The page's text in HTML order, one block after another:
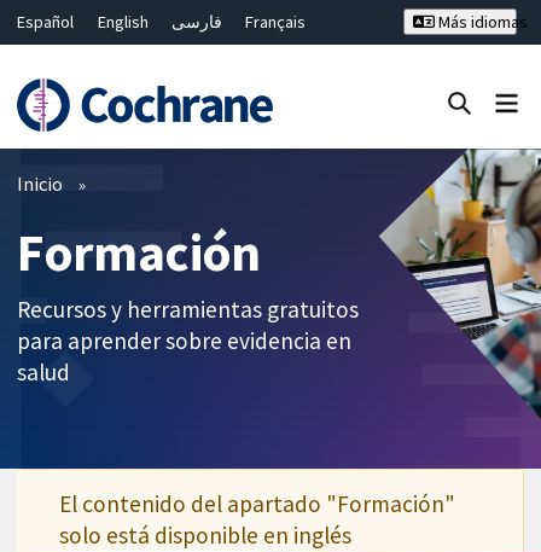
Español English فارسی
Français
Bahasa Malaysia
ไทย 繁體中文
Más idiomas
Cerrar búsqueda ✖
Inicio
Formación
Recursos y herramientas gratuitos
para aprender sobre evidencia en
salud
El contenido del apartado "Formación"
solo está disponible en inglés